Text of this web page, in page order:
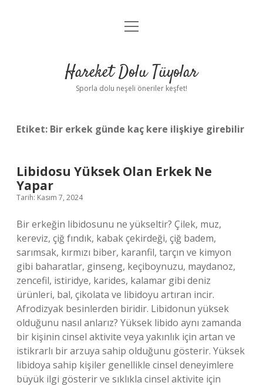
Anasayfa
Yasal Uyarı
menüyü
Hareket Dolu Tüyolar
Sporla dolu neşeli öneriler keşfet!
Etiket: Bir erkek günde kaç kere ilişkiye girebilir
Libidosu Yüksek Olan Erkek Ne
Yapar
Tarih: Kasım 7, 2024
Bir erkeğin libidosunu ne yükseltir? Çilek, muz,
kereviz, çiğ fındık, kabak çekirdeği, çiğ badem,
sarımsak, kırmızı biber, karanfil, tarçın ve kimyon
gibi baharatlar, ginseng, keçiboynuzu, maydanoz,
zencefil, istiridye, karides, kalamar gibi deniz
ürünleri, bal, çikolata ve libidoyu artıran incir.
Afrodizyak besinlerden biridir. Libidonun yüksek
olduğunu nasıl anlarız? Yüksek libido aynı zamanda
bir kişinin cinsel aktivite veya yakınlık için artan ve
istikrarlı bir arzuya sahip olduğunu gösterir. Yüksek
libidoya sahip kişiler genellikle cinsel deneyimlere
büyük ilgi gösterir ve sıklıkla cinsel aktivite için